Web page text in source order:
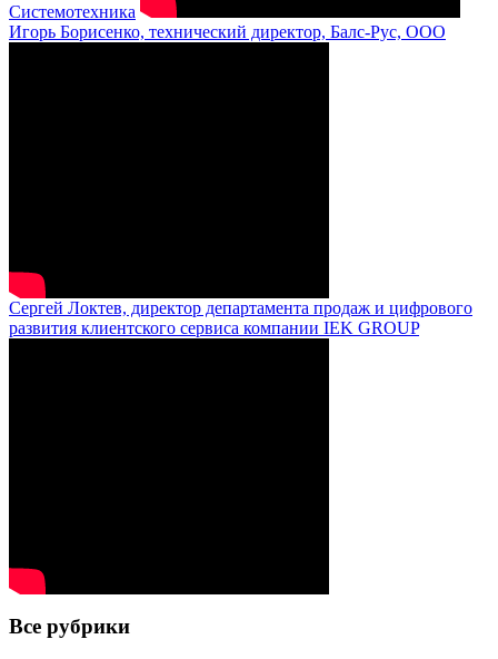
Системотехника
Игорь Борисенко, технический директор, Балс-Рус, ООО
Сергей Локтев, директор департамента продаж и цифрового
развития клиентского сервиса компании IEK GROUP
Все рубрики